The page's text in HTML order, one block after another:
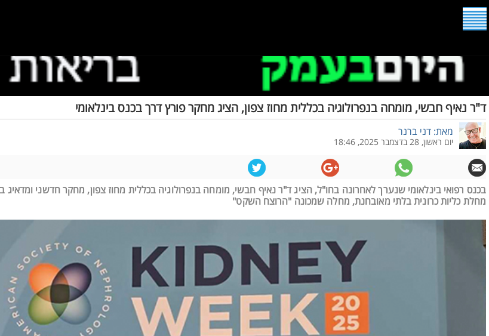
ד"ר נאיף חבשי, מומחה בנפרולוגיה בכללית מחוז צפון, הציג מחקר פורץ דרך בכנס בינלאומי
מאת: דני ברנר
יום ראשון, 28 בדצמבר 2025, 18:46
בכנס רפואי בינלאומי שנערך לאחרונה בחו"ל, הציג ד"ר נאיף חבשי, מומחה בנפרולוגיה בכללית מחוז צפון, מחקר חדשני
מחלת כליות כרונית בלתי מאובחנת, מחלה שמכונה "הרוצח השקט"